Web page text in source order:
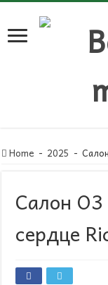
Home - 2025 -
Салон О3
сердце